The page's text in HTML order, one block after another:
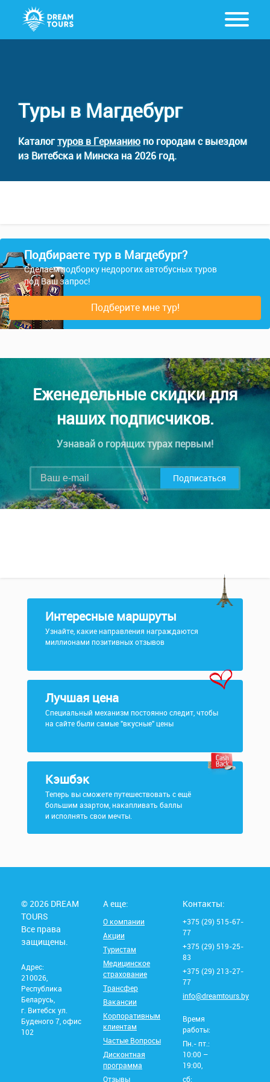
Туры в Магдебург
Каталогтуров в Германию по городам с выездом
из Витебска и Минска на 2026 год.
Подбираете тур в Магдебург?
Сделаем подборку недорогих автобусных туров
под Ваш запрос!
Подберите мне тур!
Еженедельные скидки для
наших подписчиков.
Узнавай о горящих турах первым!
Подписаться
Интересные маршруты
Узнайте, какие направления награждаются
миллионами позитивных отзывов
Лучшая цена
Специальный механизм постоянно следит, чтобы
на сайте были самые "вкусные" цены
Кэшбэк
Теперь вы сможете путешествовать с ещё
большим азартом, накапливать баллы
и исполнять свои мечты.
© 2026 DREAM
TOURS
Все права
защищены.
Адрес:
210026,
Республика
Беларусь,
г. Витебск ул.
Буденого 7, офис
102
А еще:
О компании
Акции
Туристам
Медицинское
страхование
Трансфер
Вакансии
Корпоративным
клиентам
Частые Вопросы
Дисконтная
программа
Отзывы
Контакты:
+375 (29) 515-67-
77
+375 (29) 519-25-
83
+375 (29) 213-27-
77
info@dreamtours.by
Время
работы:
Пн.- пт.:
10:00 –
19:00,
сб: